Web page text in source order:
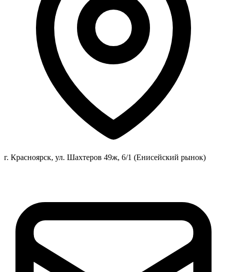
г. Красноярск, ул. Шахтеров 49ж, 6/1 (Енисейский рынок)